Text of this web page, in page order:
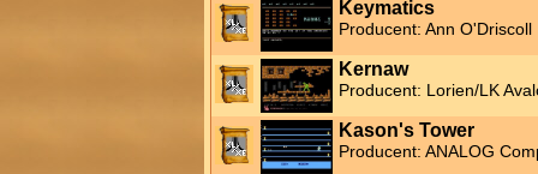
Keymatics
Producent: Ann
Kernaw
Producent: Lorien/LK
Kason's Tower
Producent: ANALOG